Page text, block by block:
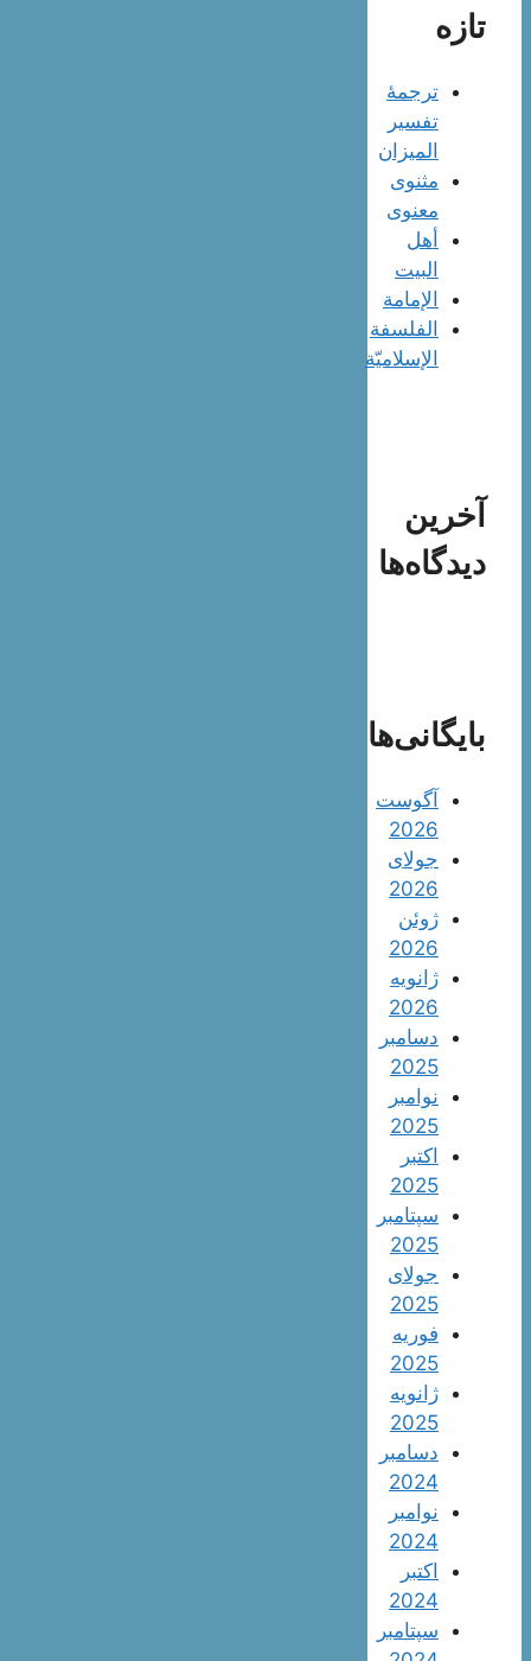
تازه
ترجمۀ
تفسیر
المیزان
مثنوی
معنوی
أهل
البيت
الإمامة
الفلسفة
الإسلاميّة
آخرین
دیدگاه‌ها
بایگانی‌ها
آگوست
2026
جولای
2026
ژوئن
2026
ژانویه
2026
دسامبر
2025
نوامبر
2025
اکتبر
2025
سپتامبر
2025
جولای
2025
فوریه
2025
ژانویه
2025
دسامبر
2024
نوامبر
2024
اکتبر
2024
سپتامبر